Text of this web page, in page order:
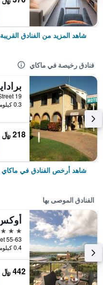
شاهد المزيد من الفنادق القريبة
فنادق رخيصة في ماكاي
0.3 كيلومتر عن وسط المدينة
218 ﷼
شاهد أرخص الفنادق في ماكاي
الفنادق الموصى بها
4 نجوم
0.4 كيلومتر عن وسط المدينة
442 ﷼